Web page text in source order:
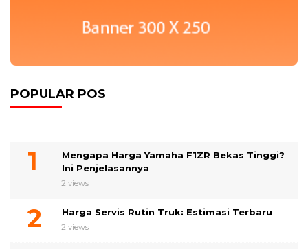
POPULAR POS
Mengapa Harga Yamaha F1ZR Bekas Tinggi?
Ini Penjelasannya
2 views
Harga Servis Rutin Truk: Estimasi Terbaru
2 views